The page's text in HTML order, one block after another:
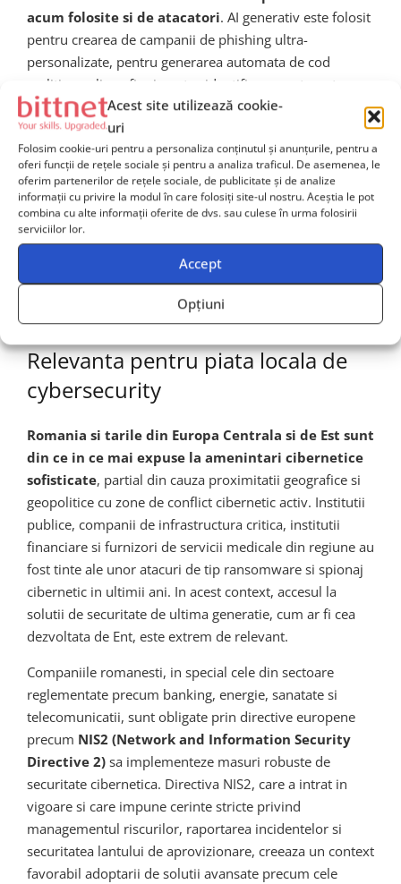
Acest site utilizează cookie-
uri
Folosim cookie-uri pentru a personaliza conținutul și anunțurile, pentru a
oferi funcții de rețele sociale și pentru a analiza traficul. De asemenea, le
oferim partenerilor de rețele sociale, de publicitate și de analize
informații cu privire la modul în care folosiți site-ul nostru. Aceștia le pot
combina cu alte informații oferite de dvs. sau culese în urma folosirii
serviciilor lor.
Accept
Opțiuni
acum folosite si de atacatori. AI generativ este folosit
pentru crearea de campanii de phishing ultra-
personalizate, pentru generarea automata de cod
malitios polimorfic si pentru identificarea automata a
vulnerabilitatilor in aplicatii. In acest context, startupuri
precum Ent trebuie sa fie cu un pas inaintea
adversarilor, dezvoltand modele AI care pot detecta si
contracara amenintarile generate tot de AI.
Ce inseamna Ent pentru
organizatiile din Romania si
Europa Centrala si de Est?
Relevanta pentru piata locala de
cybersecurity
Romania si tarile din Europa Centrala si de Est sunt
din ce in ce mai expuse la amenintari cibernetice
sofisticate, partial din cauza proximitatii geografice si
geopolitice cu zone de conflict cibernetic activ. Institutii
publice, companii de infrastructura critica, institutii
financiare si furnizori de servicii medicale din regiune au
fost tinte ale unor atacuri de tip ransomware si spionaj
cibernetic in ultimii ani. In acest context, accesul la
solutii de securitate de ultima generatie, cum ar fi cea
dezvoltata de Ent, este extrem de relevant.
Companiile romanesti, in special cele din sectoare
reglementate precum banking, energie, sanatate si
telecomunicatii, sunt obligate prin directive europene
precum NIS2 (Network and Information Security
Directive 2) sa implementeze masuri robuste de
securitate cibernetica. Directiva NIS2, care a intrat in
vigoare si care impune cerinte stricte privind
managementul riscurilor, raportarea incidentelor si
securitatea lantului de aprovizionare, creeaza un context
favorabil adoptarii de solutii avansate precum cele